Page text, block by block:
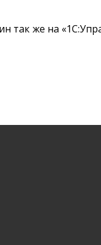
так же на